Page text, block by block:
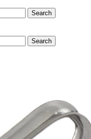
Search
Search